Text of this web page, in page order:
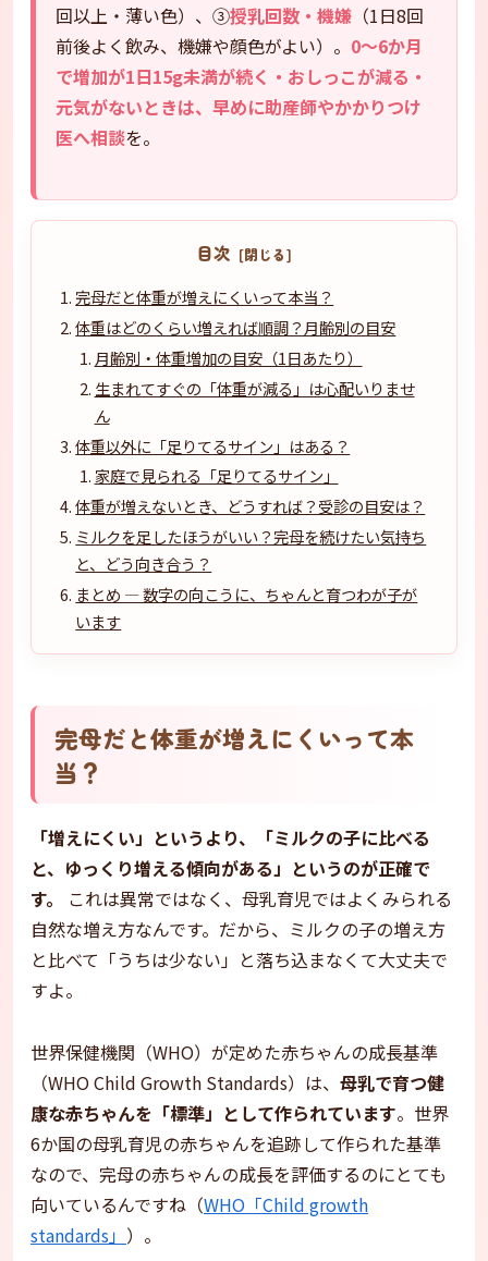
回以上・薄い色）、③授乳回数・機嫌 （1日8回
前後よく飲み、機嫌や顔色がよい）。 0〜6か月
で増加が1日15g未満が続く・おしっこが減る・
元気がないときは、早めに助産師やかかりつけ
医へ相談を。
目次
完母だと体重が増えにくいって本当？
体重はどのくらい増えれば順調？月齢別の目安
月齢別・体重増加の目安（1日あたり）
生まれてすぐの「体重が減る」は心配いりませ
ん
体重以外に「足りてるサイン」はある？
家庭で見られる「足りてるサイン」
体重が増えないとき、どうすれば？受診の目安は？
ミルクを足したほうがいい？完母を続けたい気持ち
と、どう向き合う？
まとめ — 数字の向こうに、ちゃんと育つわが子が
います
完母だと体重が増えにくいって本
当？
「増えにくい」というより、「ミルクの子に比べる
と、ゆっくり増える傾向がある」というのが正確で
す。
これは異常ではなく、母乳育児ではよくみられる
自然な増え方なんです。だから、ミルクの子の増え方
と比べて「うちは少ない」と落ち込まなくて大丈夫で
すよ。
世界保健機関（WHO）が定めた赤ちゃんの成長基準
（WHO Child Growth Standards）は、 母乳で育つ健
康な赤ちゃんを「標準」として作られています。世界
6か国の母乳育児の赤ちゃんを追跡して作られた基準
なので、完母の赤ちゃんの成長を評価するのにとても
向いているんですね（WHO「Child growth
standards」 ）。